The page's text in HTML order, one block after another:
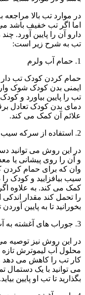
در موارد تب بالا
اما اگر تب خفیف باشد
دارو آن را پایین آورد.
تب به شرح زیر است:
1. حمام آب ولرم
حمام کردن کودک تب
ایمنی بدن کودک شوک
تب را پایین بیاورد و
دمای بدن کودک تعادل
علائم آن کمک می کند.
2. استفاده از سرکه سیب
در این روش می توانید
و آن را روی پیشانی یا
وان که برای حمام کردن
سیب بیافزایید و کودک را
کمک می کند. به علاوه
را تحمل کند مقدار اندکی
بخورانید تا به پایین
3. جوراب های آغشته به آب لیموترش
در این روش نیز توصیه
محلول آب لیموترش تازه
کار تب را کاهش می دهد و
می توانید با یک دستمال
بگذارید تا تب او پایین بیاید.